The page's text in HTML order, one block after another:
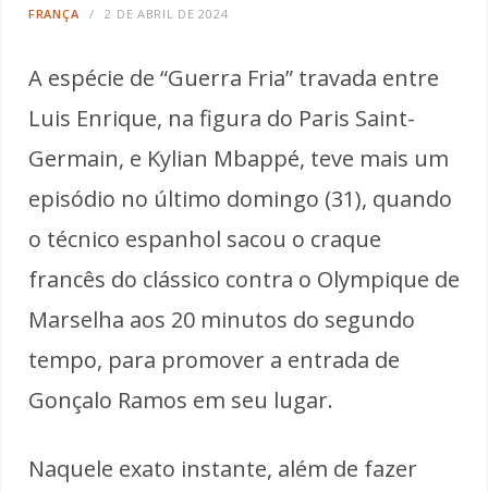
FRANÇA 2 DE ABRIL DE 2024
A espécie de “Guerra Fria” travada entre
Luis Enrique, na figura do Paris Saint-
Germain, e Kylian Mbappé, teve mais um
episódio no último domingo (31), quando
o técnico espanhol sacou o craque
francês do clássico contra o Olympique de
Marselha aos 20 minutos do segundo
tempo, para promover a entrada de
Gonçalo Ramos em seu lugar.
Naquele exato instante, além de fazer